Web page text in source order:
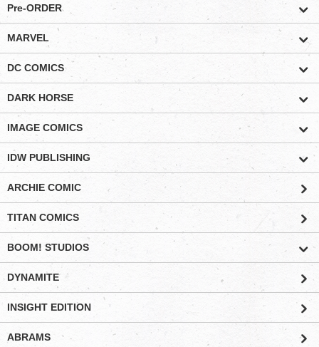
Pre-ORDER
MARVEL
DC COMICS
DARK HORSE
IMAGE COMICS
IDW PUBLISHING
ARCHIE COMIC
TITAN COMICS
BOOM! STUDIOS
DYNAMITE
INSIGHT EDITION
ABRAMS